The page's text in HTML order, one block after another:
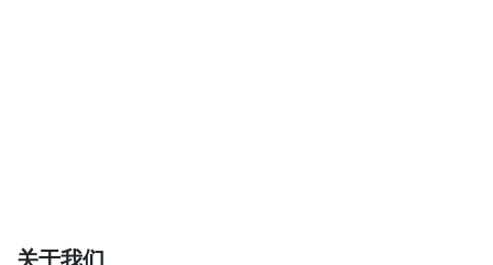
关于我们